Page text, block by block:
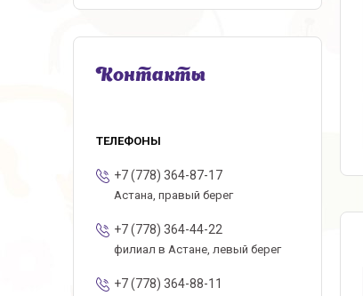
Контакты
+7 (778) 364-87-17
Астана, правый берег
+7 (778) 364-44-22
филиал в Астане, левый берег
+7 (778) 364-88-11